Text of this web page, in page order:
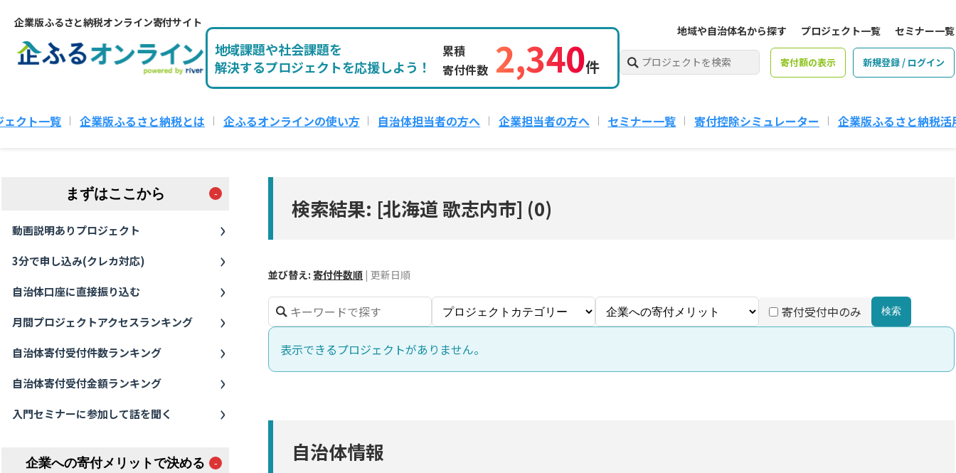
企業版ふるさと納税オンライン寄付サイト
地域課題や社会課題を
解決するプロジェクトを応援しよう！
累積
寄付件数 2,340件
地域や自治体名から探す プロジェクト一覧 セミナー一覧
寄付額の表示 新規登録 / ログイン
ェクト一覧 企業版ふるさと納税とは 企ふるオンラインの使い方 自治体担当者の方へ 企業担当者の方へ セミナー一覧 寄付控除シミュレーター 企業版ふるさと納税活
まずはここから
動画説明ありプロジェクト
3分で申し込み(クレカ対応)
自治体口座に直接振り込む
月間プロジェクトアクセスランキング
自治体寄付受付件数ランキング
自治体寄付受付金額ランキング
入門セミナーに参加して話を聞く
企業への寄付メリットで決める
検索結果: [北海道 歌志内市] (0)
並び替え: 寄付件数順 | 更新日順
寄付受付中のみ 検索
表示できるプロジェクトがありません。
自治体情報